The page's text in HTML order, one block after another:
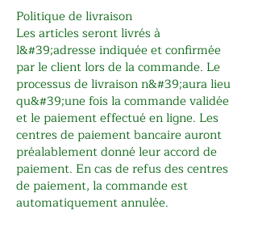
Politique de livraison
Les articles seront livrés à
l&#39;adresse indiquée et confirmée
par le client lors de la commande. Le
processus de livraison n&#39;aura lieu
qu&#39;une fois la commande validée
et le paiement effectué en ligne. Les
centres de paiement bancaire auront
préalablement donné leur accord de
paiement. En cas de refus des centres
de paiement, la commande est
automatiquement annulée.